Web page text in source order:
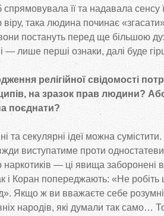
її та надавала сенсу
така людина починає
постануть перед ще більшою
— лише перші ознаки, далі буде
релігійної свідомості
на зразок прав людини?
поєднати?
та секулярні ідеї можна
виступатиме проти
наркотиків — ці явища заборонені
і Коран попереджають: «Не
Якщо ж ви вважаєте себе
народів, які думали так само…